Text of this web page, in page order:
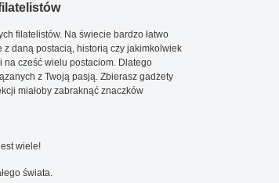
filatelistów. Na świecie bardzo łatwo
daną postacią, historią czy jakimkolwiek
na cześć wielu postaciom. Dlatego
z Twoją pasją. Zbierasz gadżety
miałoby zabraknąć znaczków
wiele!
świata.